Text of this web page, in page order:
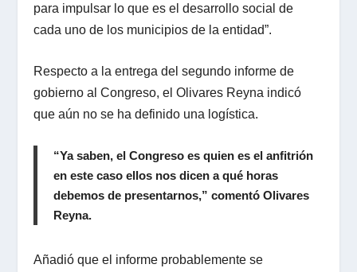
para impulsar lo que es el desarrollo social de
cada uno de los municipios de la entidad”.
Respecto a la entrega del segundo informe de
gobierno al Congreso, el Olivares Reyna indicó
que aún no se ha definido una logística.
“Ya saben, el Congreso es quien es el anfitrión
en este caso ellos nos dicen a qué horas
debemos de presentarnos,” comentó Olivares
Reyna.
Añadió que el informe probablemente se